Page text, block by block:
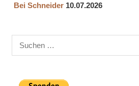
Bei Schneider 10.07.2026
Suchen
nach: